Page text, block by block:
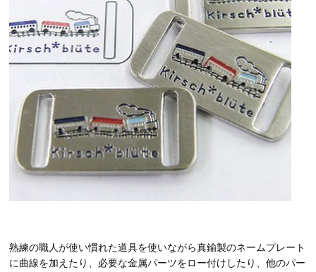
熟練の職人が使い慣れた道具を使いながら真鍮製のネームプレート
に曲線を加えたり、必要な金属パーツをロー付けしたり、他のパー